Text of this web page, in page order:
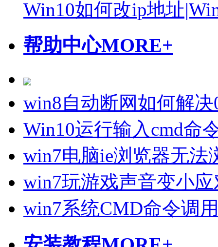
Win10如何改ip地址
帮助中心MORE+
win8自动断网如何解决
Win10运行输入cmd命
win7电脑ie浏览器无法
win7玩游戏声音变小
win7系统CMD命令调